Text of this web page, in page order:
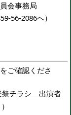
会事務局
56-2086へ）
ご確認くださ
祭チラシ 出演者